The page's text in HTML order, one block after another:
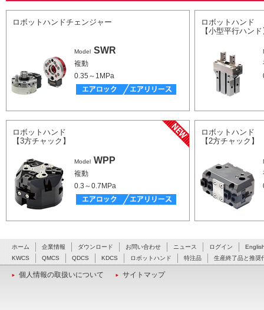
ロボットハンドチェンジャー
Model SWR
複動
0.35～1MPa
ロボットハンド
【小型平行ハン
ロボットハンド
【3方チャック】
Model WPP
複動
0.3～0.7MPa
ロボットハンド
【2方チャック】
ホーム 企業情報 ダウンロード お問い合わせ ニュース ログイン
KWCS
QMCS QDCS KDCS ロボットハンド 特注品 生産終了品と推奨
個人情報の取扱いについて サイトマップ